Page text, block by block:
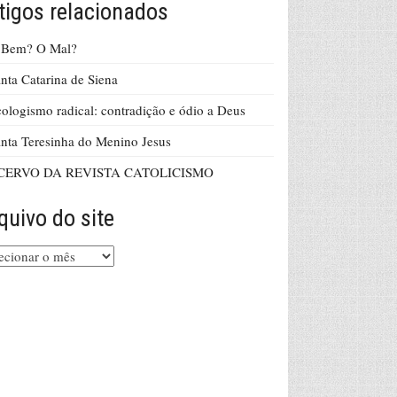
relacionados
O Mal?
Catarina de Siena
radical: contradição e ódio a Deus
Teresinha do Menino Jesus
DA REVISTA CATOLICISMO
do site